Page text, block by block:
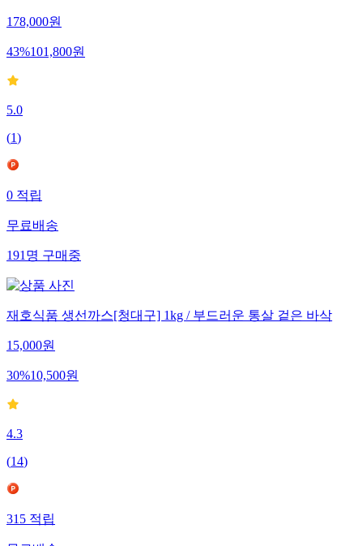
178,000원
43%101,800원
5.0
(1)
0 적립
무료배송
191 명 구매중
재호식품 생선까스[청대구] 1kg / 부드러운 통살 겉은 바삭
15,000원
30%10,500원
4.3
(14)
315 적립